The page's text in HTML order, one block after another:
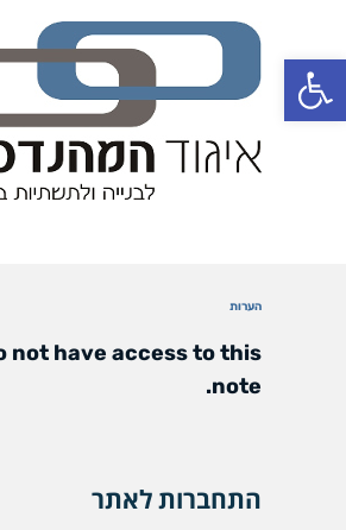
פתח סרגל נגישות
הערות
not have access to this
note.
התחברות לאתר